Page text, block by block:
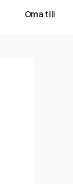
Oma tili